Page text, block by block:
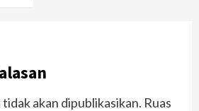
akan dipublikasikan. Ruas